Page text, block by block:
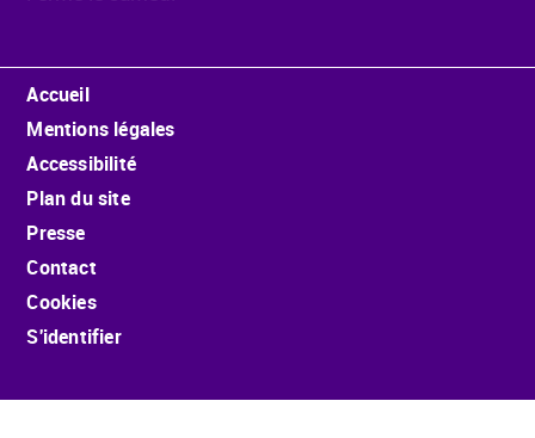
Menu Pied de page
Accueil
Mentions légales
Accessibilité
Plan du site
Presse
Contact
Cookies
S'identifier